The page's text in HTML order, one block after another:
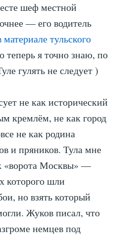
шеф местной
— его водитель
материале тульского
теперь я точно знаю, по
гулять не следует )
не как исторический
кремлём, не как город
не как родина
и пряников. Тула мне
«ворота Москвы» —
которого шли
но взять который
Жуков писал, что
немцев под